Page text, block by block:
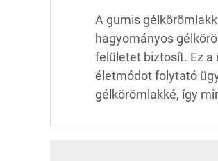
A gumis
hagyományos
felületet biztosít. Ez a
életmódot folytató
gélkörömlakké, így